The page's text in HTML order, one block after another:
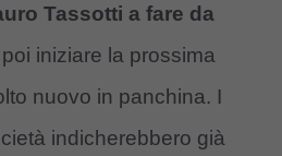
Tassotti a fare da
iniziare la prossima
nuovo in panchina. I
indicherebbero già